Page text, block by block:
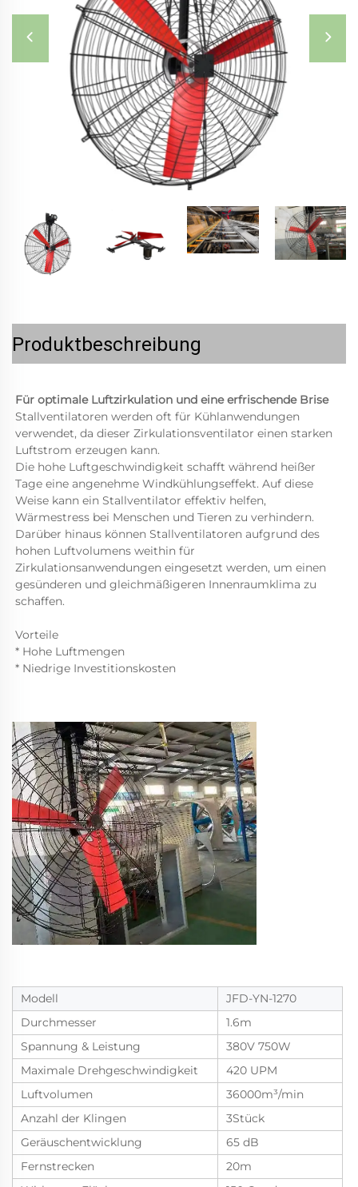
Produktbeschreibung
Für optimale Luftzirkulation und eine erfrischende Brise
Stallventilatoren werden oft für Kühlanwendungen
verwendet, da dieser Zirkulationsventilator einen starken
Luftstrom erzeugen kann.
Die hohe Luftgeschwindigkeit schafft während heißer
Tage eine angenehme Windkühlungseffekt. Auf diese
Weise kann ein Stallventilator effektiv helfen,
Wärmestress bei Menschen und Tieren zu verhindern.
Darüber hinaus können Stallventilatoren aufgrund des
hohen Luftvolumens weithin für
Zirkulationsanwendungen eingesetzt werden, um einen
gesünderen und gleichmäßigeren Innenraumklima zu
schaffen.
Vorteile
* Hohe Luftmengen
* Niedrige Investitionskosten
Modell
JFD-YN-1270
Durchmesser
1.6m
Spannung & Leistung
380V 750W
Maximale Drehgeschwindigkeit
420 UPM
Luftvolumen
36000m³/min
Anzahl der Klingen
3Stück
Geräuschentwicklung
65 dB
Fernstrecken
20m